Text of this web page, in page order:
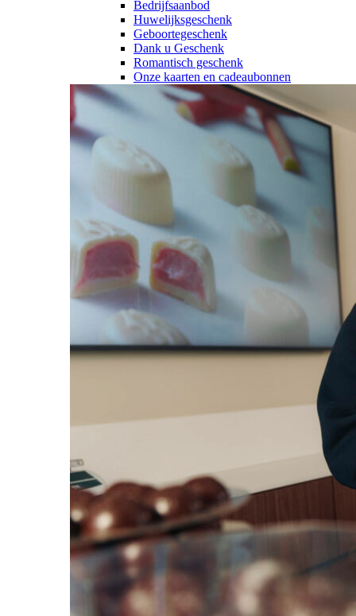
Bedrijfsaanbod
Huwelijksgeschenk
Geboortegeschenk
Dank u Geschenk
Romantisch geschenk
Onze kaarten en cadeaubonnen